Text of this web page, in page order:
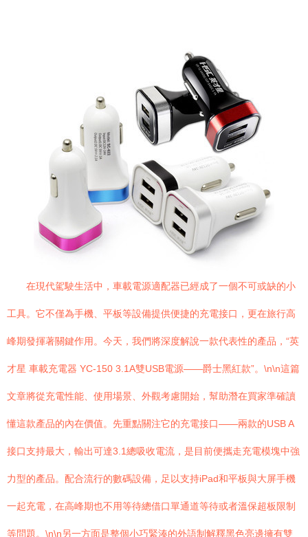
在現代駕駛生活中，車載電源適配器已經成了一個不可或缺的小
工具。它不僅為手機、平板等設備提供便捷的充電接口，更在旅行高
峰期發揮著關鍵作用。今天，我們將深度解說一款代表性的產品，“英
才星 車載充電器 YC-150 3.1A雙USB電源——爵士黑紅款”。\n\n這篇
文章將從充電性能、使用場景、外觀考慮開始，幫助潛在買家準確讀
懂這款產品的內在價值。先重點關注它的充電接口——兩款的USB A
接口支持最大，輸出可達3.1總吸收電流，是目前便攜走充電模塊中強
力型的產品。配合流行的數碼設備，足以支持iPad和平板與大屏手機
一起充電，在高峰期也不用等待總借口單通道等待或者溫保超板限制
等問題。\n\n另一方面是整個小巧緊湊的外語制解釋黑色亮邊擁有雙